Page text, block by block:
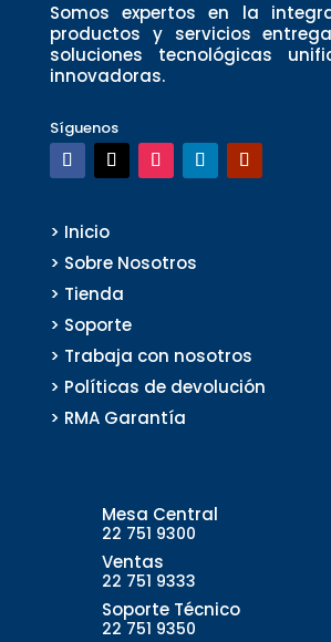
Somos expertos en la
productos y servicios
soluciones tecnológicas
innovadoras.
Síguenos
> Inicio
> Sobre Nosotros
> Tienda
> Soporte
> Trabaja con nosotros
> Políticas de devolución
> RMA Garantía
Mesa Central
22 751 9300
Ventas
22 751 9333
Soporte Técnico
22 751 9350